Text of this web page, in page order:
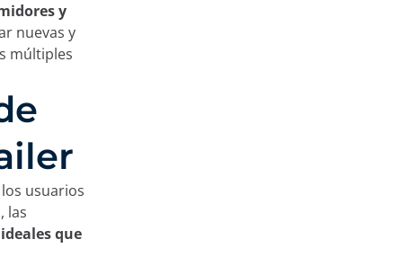
y
nuevas y
múltiples
usuarios
las
que